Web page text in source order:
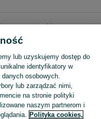
miejskie
Rowery miejskie -
Sprzedaż rowerów miejskich Radomsko ▶️ Aktualne oferty nowe i używane ✅ Szeroki wybór produktów w najlepszych cenach ✌ Sprawdź oferty na OLX.pl! Zobacz
lub uzyskujemy dostęp do
identyfikatory w
osobowych.
lub zarządzać nimi,
na stronie polityki
naszym partnerom i
Polityka cookies,